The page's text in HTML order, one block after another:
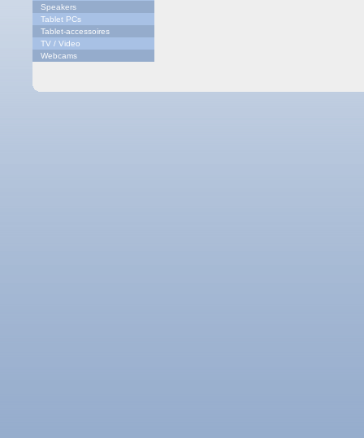
Speakers
Tablet PCs
Tablet-accessoires
TV / Video
Webcams